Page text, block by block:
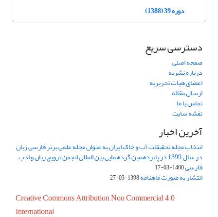
دوره 39 (1388)
دسترسی سریع
صفحه اصلی
درباره نشریه
اعضای هیات تحریریه
ارسال مقاله
تماس با ما
نقشه سایت
آخرین اخبار
انتخاب مجله تحقیقات آب و خاک ایران به عنوان مجله علمی برتر فارسی زبان
در سال 1399 در پانزدهمین گردهمایی بین المللی انجمن ترویج زبان و ادب
فارسی1400-03-17
انتشار به صورت ماهنامه1398-03-27
Creative Commons Attribution Non Commercial 4.0
International